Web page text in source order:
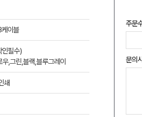
주문
문의
이블
인필수)
,그린,블랙,블루그레이
쇄